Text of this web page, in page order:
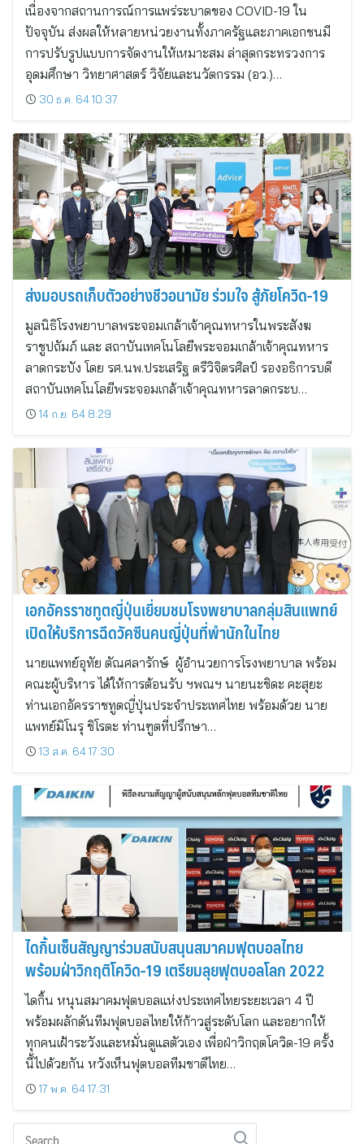
เนื่องจากสถานการณ์การแพร่ระบาดของ COVID-19 ใน
ปัจจุบัน ส่งผลให้หลายหน่วยงานทั้งภาครัฐและภาคเอกชนมี
การปรับรูปแบบการจัดงานให้เหมาะสม ล่าสุดกระทรวงการ
อุดมศึกษา วิทยาศาสตร์ วิจัยและนวัตกรรม (อว.)…
30 ธ.ค. 64 10:37
ส่งมอบรถเก็บตัวอย่างชีวอนามัย ร่วมใจ สู้ภัยโควิด-19
มูลนิธิโรงพยาบาลพระจอมเกล้าเจ้าคุณทหารในพระสังฆ
ราชูปถัมภ์ และ สถาบันเทคโนโลยีพระจอมเกล้าเจ้าคุณทหาร
ลาดกระบัง โดย รศ.นพ.ประเสริฐ ตรีวิจิตรศิลป์ รองอธิการบดี
สถาบันเทคโนโลยีพระจอมเกล้าเจ้าคุณทหารลาดกระบ…
14 ก.ย. 64 8:29
เอกอัครราชทูตญี่ปุ่นเยี่ยมชมโรงพยาบาลกลุ่มสินแพทย์
เปิดให้บริการฉีดวัคซีนคนญี่ปุ่นที่พำนักในไทย
นายแพทย์อุทัย ตัณศลารักษ์ ผู้อำนวยการโรงพยาบาล พร้อม
คณะผู้บริหาร ได้ให้การต้อนรับ ฯพณฯ นายนะชิดะ คะสุยะ
ท่านเอกอัครราชทูตญี่ปุ่นประจำประเทศไทย พร้อมด้วย นาย
แพทย์มิโนรุ ชิโรตะ ท่านฑูตที่ปรึกษา…
13 ส.ค. 64 17:30
ไดกิ้นเซ็นสัญญาร่วมสนับสนุนสมาคมฟุตบอลไทย
พร้อมฝ่าวิกฤติโควิด-19 เตรียมลุยฟุตบอลโลก 2022
ไดกิ้น หนุนสมาคมฟุตบอลแห่งประเทศไทยระยะเวลา 4 ปี
พร้อมผลักดันทีมฟุตบอลไทยให้ก้าวสู่ระดับโลก และอยากให้
ทุกคนเฝ้าระวังและหมั่นดูแลตัวเอง เพื่อฝ่าวิกฤตโควิด-19 ครั้ง
นี้ไปด้วยกัน หวังเห็นฟุตบอลทีมชาติไทย…
17 พ.ค. 64 17:31